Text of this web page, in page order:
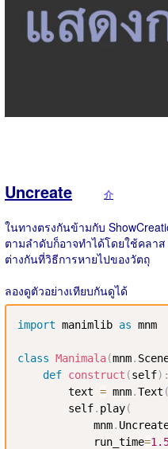
Uncreate 介
ในทางตรงกันข้ามกับ
ตามลำดับก็อาจทำได้โดยใช้คลา
ต่างกันที่วิธีการหายไปของวัตถุ
ลองดูตัวอย่างเทียบกันดูได้
import manimlib as mnm
class Manimala(mnm.
def construct (self) :
        text
= mnm.Text (
        self
. play(
            mnm
.
            run_time
=